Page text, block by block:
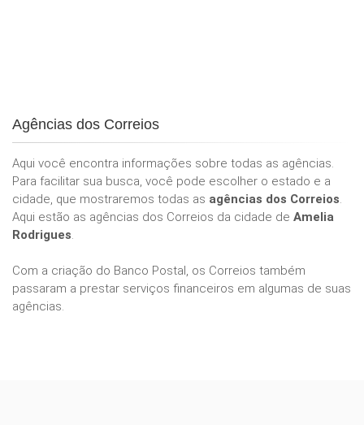
Agências dos Correios
Aqui você encontra informações sobre todas as agências.
Para facilitar sua busca, você pode escolher o estado e a
cidade, que mostraremos todas as agências dos Correios.
Aqui estão as agências dos Correios da cidade de Amelia
Rodrigues.
Com a criação do Banco Postal, os Correios também
passaram a prestar serviços financeiros em algumas de suas
agências.